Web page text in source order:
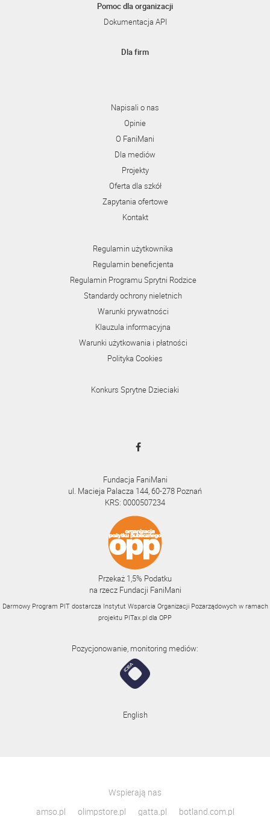
Pomoc dla organizacji
Dokumentacja API
Dla firm
Napisali o nas
Opinie
O FaniMani
Dla mediów
Projekty
Oferta dla szkół
Zapytania ofertowe
Kontakt
Regulamin użytkownika
Regulamin beneficjenta
Regulamin Programu Sprytni Rodzice
Standardy ochrony nieletnich
Warunki prywatności
Klauzula informacyjna
Warunki użytkowania i płatności
Polityka Cookies
Konkurs Sprytne Dzieciaki
Fundacja FaniMani
ul. Macieja Palacza 144, 60-278 Poznań
KRS: 0000507234
Przekaż 1,5% Podatku
na rzecz Fundacji FaniMani
Darmowy Program PIT dostarcza Instytut Wsparcia Organizacji Pozarządowych w ramach
projektu PITax.pl dla OPP
Pozycjonowanie, monitoring mediów:
English
Wspierają nas
amso.pl
olimpstore.pl gatta.pl botland.com.pl